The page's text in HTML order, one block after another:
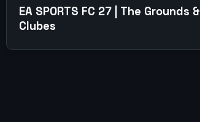
EA SPORTS FC 27 | The Grounds &
Clubes